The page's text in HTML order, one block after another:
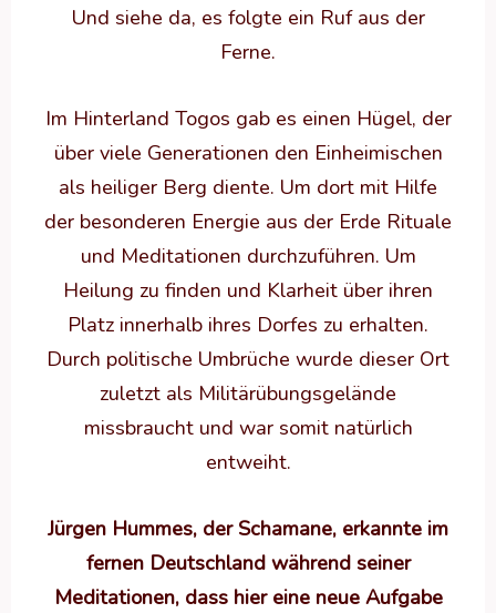
Und siehe da, es folgte ein Ruf aus der
Ferne.
Im Hinterland Togos gab es einen Hügel, der
über viele Generationen den Einheimischen
als heiliger Berg diente. Um dort mit Hilfe
der besonderen Energie aus der Erde Rituale
und Meditationen durchzuführen. Um
Heilung zu finden und Klarheit über ihren
Platz innerhalb ihres Dorfes zu erhalten.
Durch politische Umbrüche wurde dieser Ort
zuletzt als Militärübungsgelände
missbraucht und war somit natürlich
entweiht.
Jürgen Hummes, der Schamane, erkannte im
fernen Deutschland während seiner
Meditationen, dass hier eine neue Aufgabe